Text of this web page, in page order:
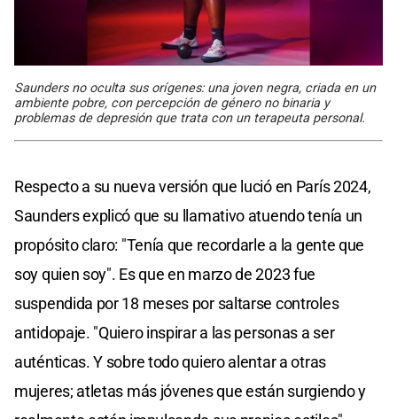
Saunders no oculta sus orígenes: una joven negra, criada en un
ambiente pobre, con percepción de género no binaria y
problemas de depresión que trata con un terapeuta personal.
Respecto a su nueva versión que lució en París 2024,
Saunders explicó que su llamativo atuendo tenía un
propósito claro: "Tenía que recordarle a la gente que
soy quien soy". Es que en marzo de 2023 fue
suspendida por 18 meses por saltarse controles
antidopaje. "Quiero inspirar a las personas a ser
auténticas. Y sobre todo quiero alentar a otras
mujeres; atletas más jóvenes que están surgiendo y